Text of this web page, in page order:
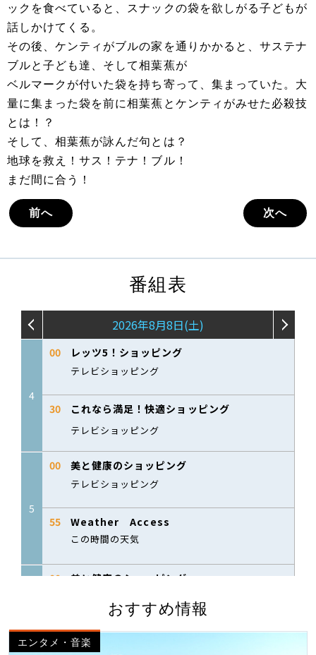
ックを食べていると、スナックの袋を欲しがる子どもが
話しかけてくる。
その後、ケンティがブルの家を通りかかると、サステナ
ブルと子ども達、そして相葉蕉が
ベルマークが付いた袋を持ち寄って、集まっていた。大
量に集まった袋を前に相葉蕉とケンティがみせた必殺技
とは！？
そして、相葉蕉が詠んだ句とは？
地球を救え！サス！テナ！ブル！
まだ間に合う！
前へ 次へ
番組表
おすすめ情報
エンタメ・音楽